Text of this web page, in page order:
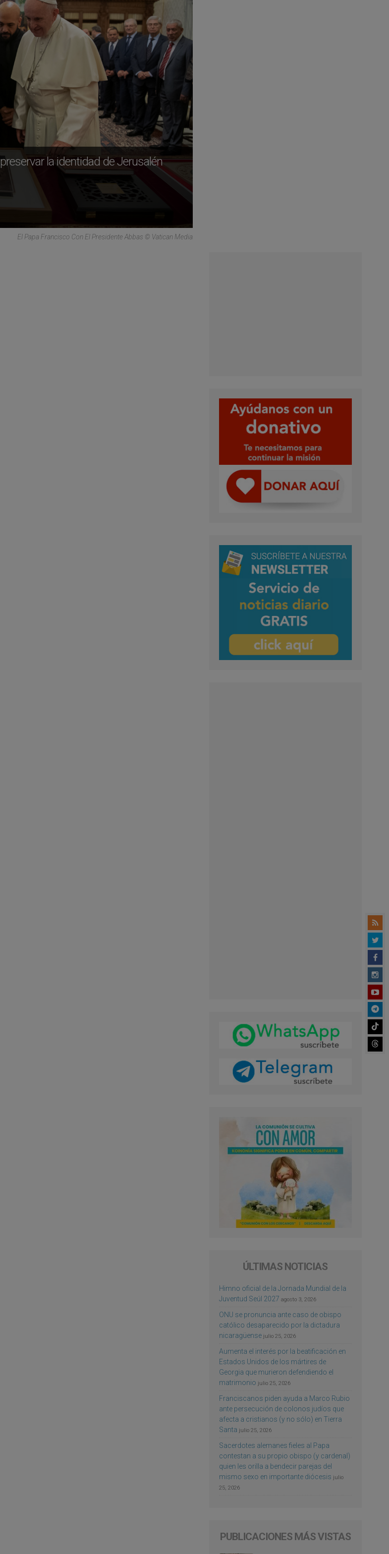
la identidad de Jerusalén
El Papa Francisco Con El Presidente Abbas © Vatican Media
ÚLTIMAS NOTICIAS
Himno oficial de la Jornada Mundial de la
Juventud Seúl 2027 agosto 3, 2026
ONU se pronuncia ante caso de obispo
católico desaparecido por la dictadura
nicaragüense julio 25, 2026
Aumenta el interés por la beatificación en
Estados Unidos de los mártires de
Georgia que murieron defendiendo el
matrimonio julio 25, 2026
Franciscanos piden ayuda a Marco Rubio
ante persecución de colonos judíos que
afecta a cristianos (y no sólo) en Tierra
Santa julio 25, 2026
Sacerdotes alemanes fieles al Papa
contestan a su propio obispo (y cardenal)
quien les orilla a bendecir parejas del
mismo sexo en importante diócesis julio
25, 2026
PUBLICACIONES MÁS VISTAS